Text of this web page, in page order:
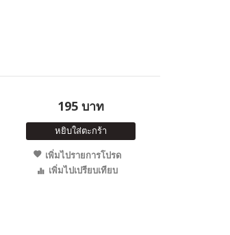
195 บาท
หยิบใส่ตะกร้า
เพิ่มไปรายการโปรด
เพิ่มไปเปรียบเทียบ